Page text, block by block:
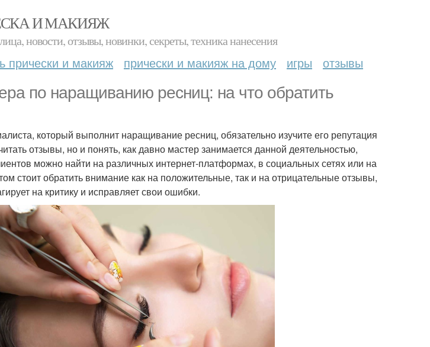
И МАКИЯЖ
новости, отзывы, новинки, секреты, техника нанесения
прически и макияж прически и макияж на дому игры отзывы
по наращиванию ресниц: на что обратить
который выполнит наращивание ресниц, обязательно изучите его репутация
отзывы, но и понять, как давно мастер занимается данной деятельностью,
можно найти на различных интернет-платформах, в социальных сетях или на
стоит обратить внимание как на положительные, так и на отрицательные отзывы,
на критику и исправляет свои ошибки.